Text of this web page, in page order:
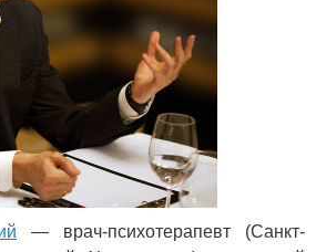
— врач-психотерапевт (Санкт-